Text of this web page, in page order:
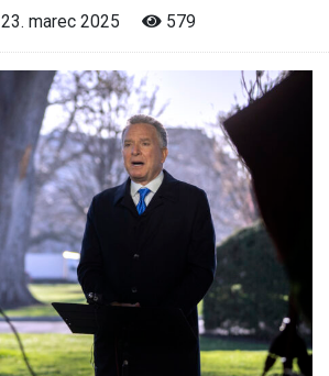
23. marec 2025 579